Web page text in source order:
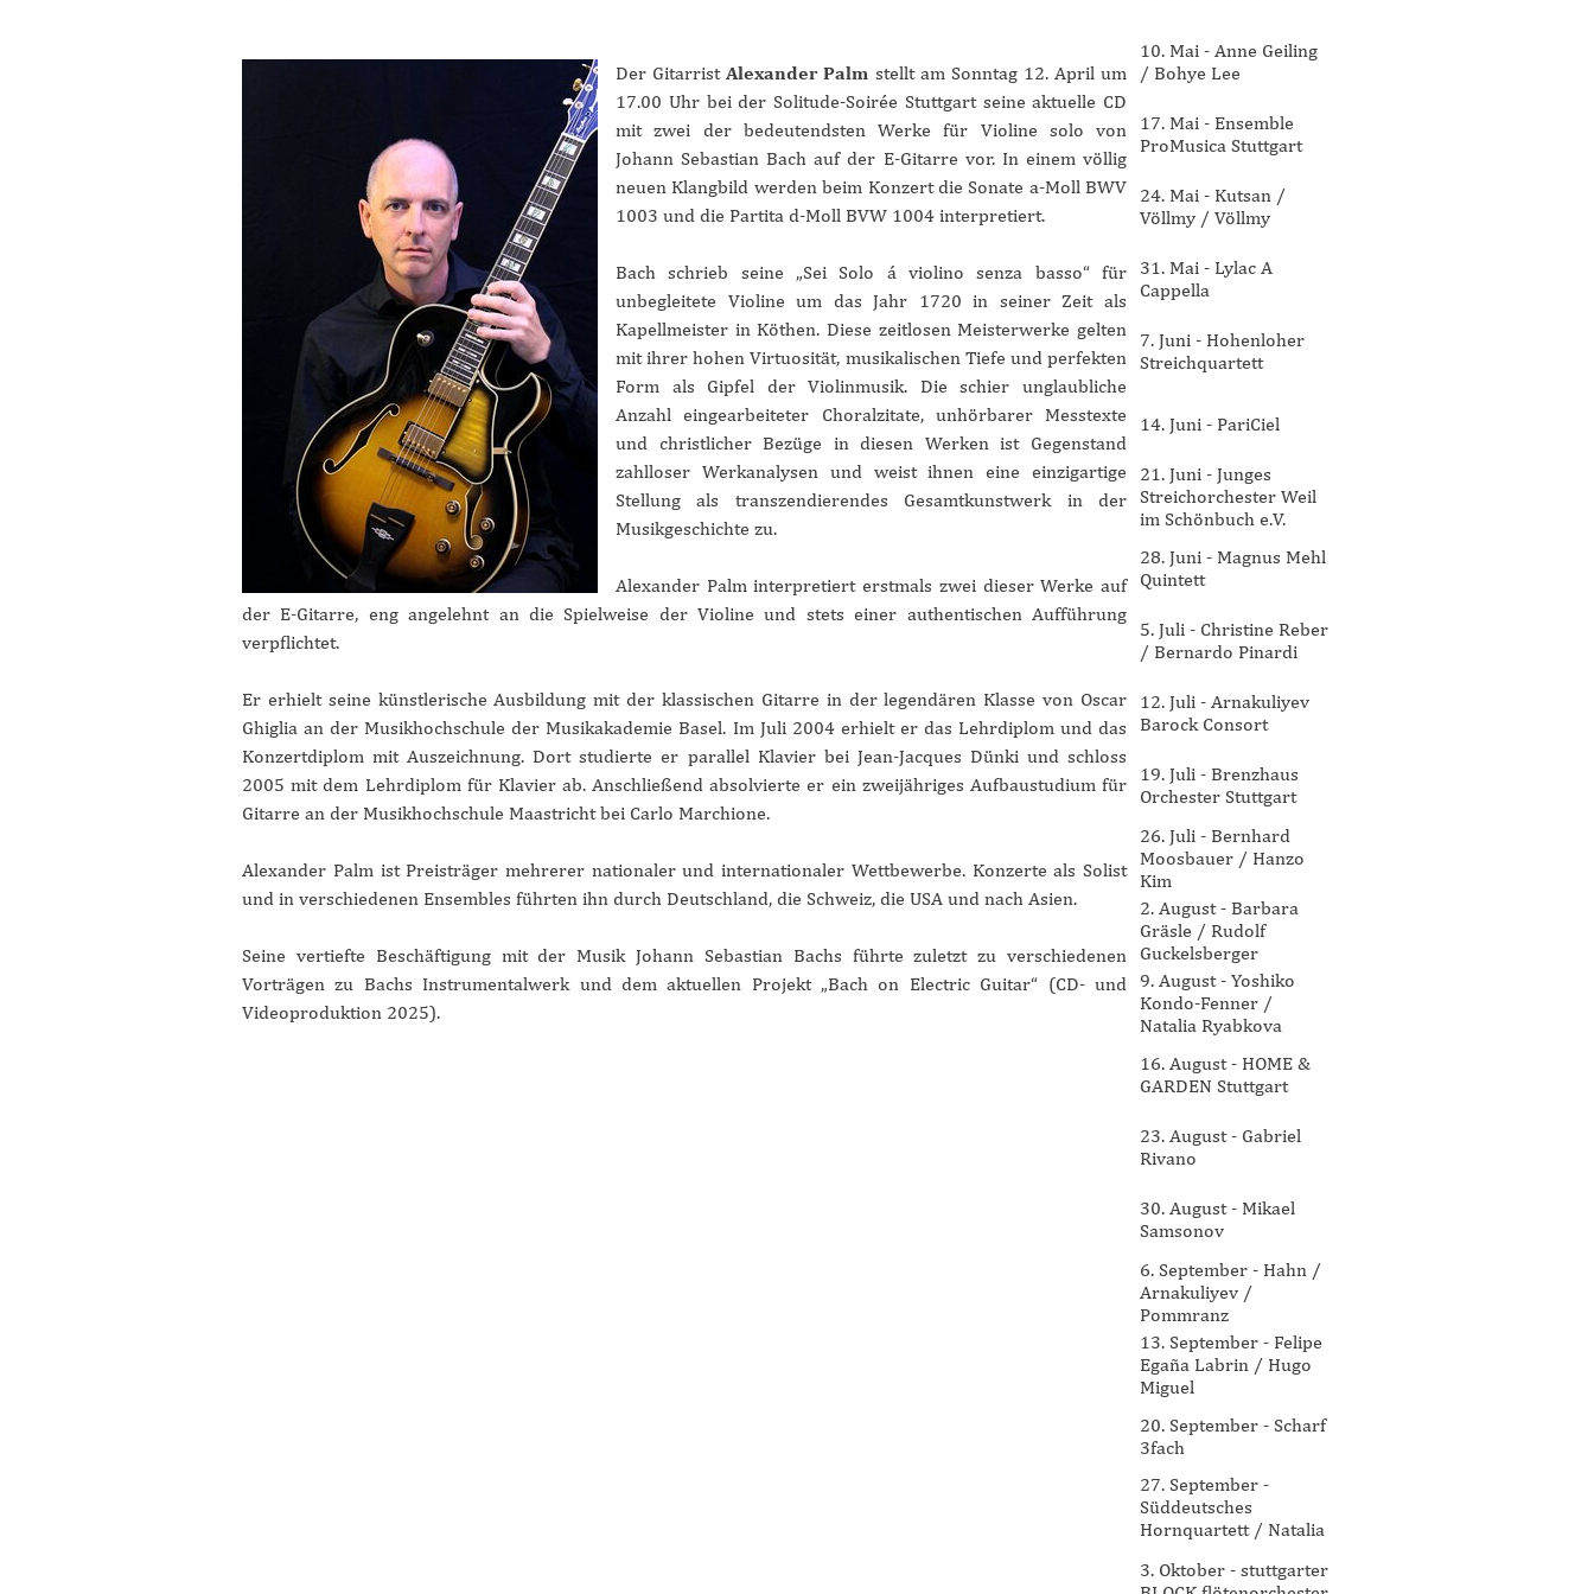
Der GitarristAlexander Palm stellt am Sonntag 12. April um
17.00 Uhr bei der Solitude-Soirée Stuttgart seine aktuelle CD
mit zwei der bedeutendsten Werke für Violine solo von
Johann Sebastian Bach auf der E-Gitarre vor. In einem völlig
neuen Klangbild werden beim Konzert die Sonate a-Moll BWV
1003 und die Partita d-Moll BVW 1004 interpretiert.
Bach schrieb seine „Sei Solo á violino senza basso“ für
unbegleitete Violine um das Jahr 1720 in seiner Zeit als
Kapellmeister in Köthen. Diese zeitlosen Meisterwerke gelten
mit ihrer hohen Virtuosität, musikalischen Tiefe und perfekten
Form als Gipfel der Violinmusik. Die schier unglaubliche
Anzahl eingearbeiteter Choralzitate, unhörbarer Messtexte
und christlicher Bezüge in diesen Werken ist Gegenstand
zahlloser Werkanalysen und weist ihnen eine einzigartige
Stellung als transzendierendes Gesamtkunstwerk in der
Musikgeschichte zu.
Alexander Palm interpretiert erstmals zwei dieser Werke auf
der E-Gitarre, eng angelehnt an die Spielweise der Violine und stets einer authentischen Aufführung
verpflichtet.
Er erhielt seine künstlerische Ausbildung mit der klassischen Gitarre in der legendären Klasse von Oscar
Ghiglia an der Musikhochschule der Musikakademie Basel. Im Juli 2004 erhielt er das Lehrdiplom und das
Konzertdiplom mit Auszeichnung. Dort studierte er parallel Klavier bei Jean-Jacques Dünki und schloss
2005 mit dem Lehrdiplom für Klavier ab. Anschließend absolvierte er ein zweijähriges Aufbaustudium für
Gitarre an der Musikhochschule Maastricht bei Carlo Marchione.
Alexander Palm ist Preisträger mehrerer nationaler und internationaler Wettbewerbe. Konzerte als Solist
und in verschiedenen Ensembles führten ihn durch Deutschland, die Schweiz, die USA und nach Asien.
Seine vertiefte Beschäftigung mit der Musik Johann Sebastian Bachs führte zuletzt zu verschiedenen
Vorträgen zu Bachs Instrumentalwerk und dem aktuellen Projekt „Bach on Electric Guitar“ (CD- und
Videoproduktion 2025).
10. Mai - Anne Geiling
/ Bohye Lee
17. Mai - Ensemble
ProMusica Stuttgart
24. Mai - Kutsan /
Völlmy / Völlmy
31. Mai - Lylac A
Cappella
7. Juni - Hohenloher
Streichquartett
14. Juni - PariCiel
21. Juni - Junges
Streichorchester Weil
im Schönbuch e.V.
28. Juni - Magnus Mehl
Quintett
5. Juli - Christine Reber
/ Bernardo Pinardi
12. Juli - Arnakuliyev
Barock Consort
19. Juli - Brenzhaus
Orchester Stuttgart
26. Juli - Bernhard
Moosbauer / Hanzo
Kim
2. August - Barbara
Gräsle / Rudolf
Guckelsberger
9. August - Yoshiko
Kondo-Fenner /
Natalia Ryabkova
16. August - HOME &
GARDEN Stuttgart
23. August - Gabriel
Rivano
30. August - Mikael
Samsonov
6. September - Hahn /
Arnakuliyev /
Pommranz
13. September - Felipe
Egaña Labrin / Hugo
Miguel
20. September - Scharf
3fach
27. September -
Süddeutsches
Hornquartett / Natalia
3. Oktober - stuttgarter